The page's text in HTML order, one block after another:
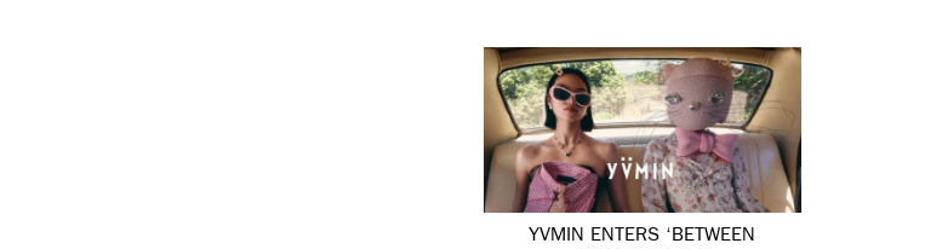
YVMIN ENTERS ‘BETWEEN